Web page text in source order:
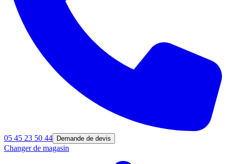
05 45 23 50 44 Demande de devis
Changer de magasin